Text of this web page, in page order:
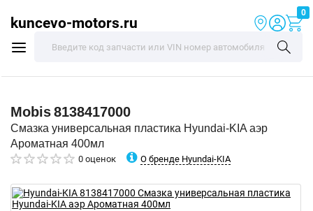
kuncevo-motors.ru
0
Mobis8138417000
Смазка универсальная пластика Hyundai-KIA аэр
Ароматная 400мл
0 оценок О бренде Hyundai-KIA